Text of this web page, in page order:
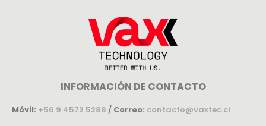
INFORMACIÓN DE CONTACTO
Móvil: +56 9 4572 5288 / Correo: contacto@vaxtec.cl